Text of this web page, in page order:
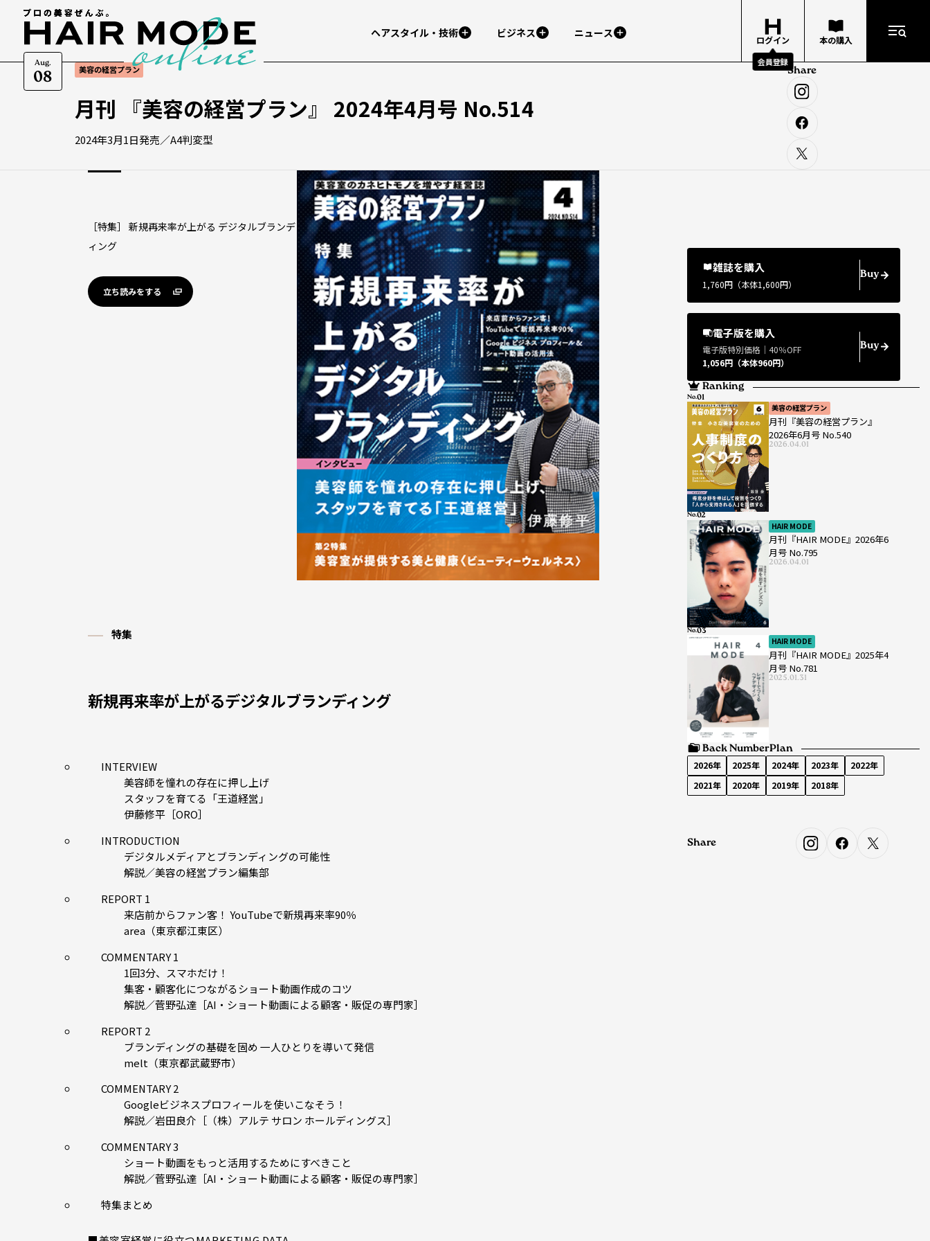
Aug.
08
ヘアスタイル・技術 ビジネス ニュース
ログイン
会員登録
本の購入
美容の経営プラン
月刊 『美容の経営プラン』 2024年4月号 No.514
2024年3月1日発売／A4判変型
Share
［特集］ 新規再来率が上がる デジタルブランデ
ィング
立ち読みをする
特集
新規再来率が上がるデジタルブランディング
INTERVIEW
美容師を憧れの存在に押し上げ
スタッフを育てる「王道経営」
伊藤修平［ORO］
INTRODUCTION
デジタルメディアとブランディングの可能性
解説／美容の経営プラン編集部
REPORT 1
来店前からファン客！ YouTubeで新規再来率90％
area（東京都江東区）
COMMENTARY 1
1回3分、スマホだけ！
集客・顧客化につながるショート動画作成のコツ
解説／菅野弘達［AI・ショート動画による顧客・販促の専門家］
REPORT 2
ブランディングの基礎を固め 一人ひとりを導いて発信
melt（東京都武蔵野市）
COMMENTARY 2
Googleビジネスプロフィールを使いこなそう！
解説／岩田良介［（株）アルテ サロン ホールディングス］
COMMENTARY 3
ショート動画をもっと活用するためにすべきこと
解説／菅野弘達［AI・ショート動画による顧客・販促の専門家］
特集まとめ
雑誌を購入
1,760円（本体1,600円）
Buy
電子版を購入
電子版特別価格｜40％OFF
1,056円（本体960円）
Buy
Ranking
美容の経営プラン
月刊『美容の経営プラン』
2026年6月号 No.540
2026.04.01
No.
HAIR MODE
月刊『HAIR MODE』2026年6
月号 No.795
2026.04.01
No.
HAIR MODE
月刊『HAIR MODE』2025年4
月号 No.781
2025.01.31
No.
Back NumberPlan
2026年 2025年 2024年 2023年
2022年
2021年
2020年 2019年 2018年
Share